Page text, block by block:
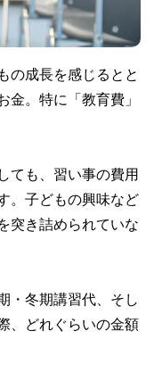
の成長を感じるとと
金。特に「教育費」
ても、習い事の費用
。子どもの興味など
突き詰められていな
・冬期講習代、そし
、どれぐらいの金額